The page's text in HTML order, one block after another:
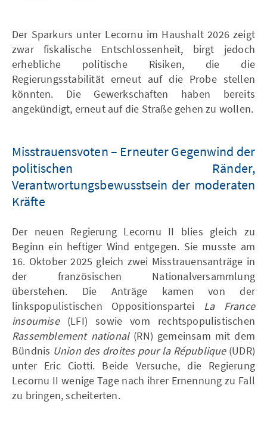
Der Sparkurs unter Lecornu im Haushalt 2026 zeigt
zwar fiskalische Entschlossenheit, birgt jedoch
erhebliche politische Risiken, die die
Regierungsstabilität erneut auf die Probe stellen
könnten. Die Gewerkschaften haben bereits
angekündigt, erneut auf die Straße gehen zu wollen.
Misstrauensvoten – Erneuter Gegenwind der
politischen Ränder,
Verantwortungsbewusstsein der moderaten
Kräfte
Der neuen Regierung Lecornu II blies gleich zu
Beginn ein heftiger Wind entgegen. Sie musste am
16. Oktober 2025 gleich zwei Misstrauensanträge in
der französischen Nationalversammlung
überstehen. Die Anträge kamen von der
linkspopulistischen Oppositionspartei La France
insoumise(LFI) sowie vom rechtspopulistischen
Rassemblement national(RN) gemeinsam mit dem
Bündnis Union des droites pour la République(UDR)
unter Eric Ciotti. Beide Versuche, die Regierung
Lecornu II wenige Tage nach ihrer Ernennung zu Fall
zu bringen, scheiterten.